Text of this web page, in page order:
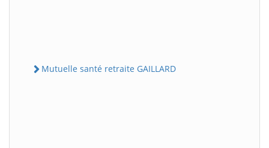
Mutuelle santé retraite GAILLARD